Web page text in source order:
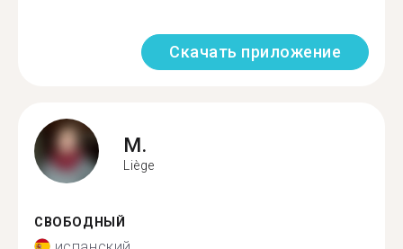
Скачать приложение
M.
Liège
СВОБОДНЫЙ